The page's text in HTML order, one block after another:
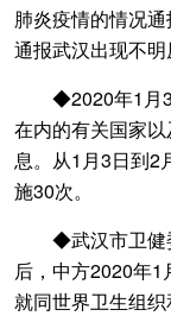
肺炎疫情的情况
通报武汉出现不明
◆2020年1月3
在内的有关国家
息。从1月3日到2
施30次。
◆武汉市卫健委
后，中方2020年
就同世界卫生组